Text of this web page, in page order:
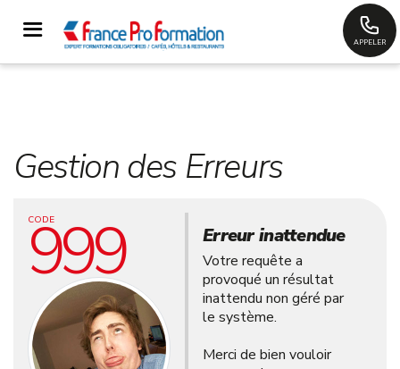
APPELER
Gestion des Erreurs
CODE
999 Erreur inattendue
Votre requête a
provoqué un résultat
inattendu non géré par
le système.
Merci de bien vouloir